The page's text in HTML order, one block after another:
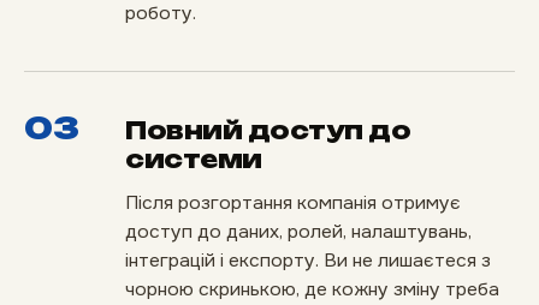
роботу.
03
Повний доступ до
системи
Після розгортання компанія отримує
доступ до даних, ролей, налаштувань,
інтеграцій і експорту. Ви не лишаєтеся з
чорною скринькою, де кожну зміну треба